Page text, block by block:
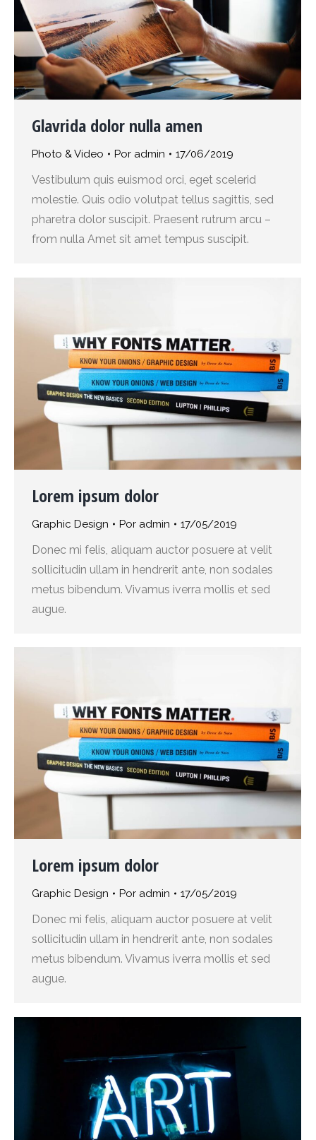
Glavrida dolor nulla amen
Photo & Video Por admin 17/06/2019
Vestibulum quis euismod orci, eget scelerid
molestie. Quis odio volutpat tellus sagittis, sed
pharetra dolor suscipit. Praesent rutrum arcu –
from nulla Amet sit amet tempus suscipit.
Lorem ipsum dolor
Graphic Design Por admin 17/05/2019
Donec mi felis, aliquam auctor posuere at velit
sollicitudin ullam in hendrerit ante, non sodales
metus bibendum. Vivamus iverra mollis et sed
augue.
Lorem ipsum dolor
Graphic Design Por admin 17/05/2019
Donec mi felis, aliquam auctor posuere at velit
sollicitudin ullam in hendrerit ante, non sodales
metus bibendum. Vivamus iverra mollis et sed
augue.